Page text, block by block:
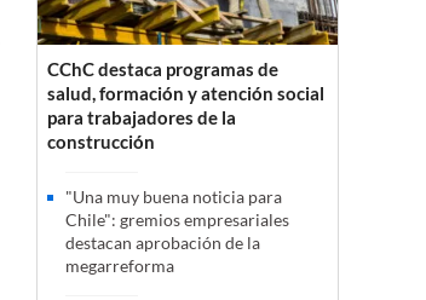
CChC destaca programas de
salud, formación y atención social
para trabajadores de la
construcción
"Una muy buena noticia para
Chile": gremios empresariales
destacan aprobación de la
megarreforma